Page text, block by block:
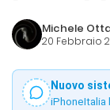
Michele
20 Febbraio
Nuovo
iPhoneItalia